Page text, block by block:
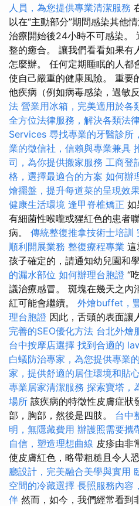
人員，為您提供專業清潔服務
以在“主動部分”期間感染其他
治療開始後24小時不可感染。
整的癒合。 讓我們看看如果有
怎麼辦。 任何定期睡眠的人都
使自己嚴重的健康風險。 重要
他疾病（例如病毒感染，過敏
法 營業用冰箱，完美適用於各
全方位法律服務，解決各類法
Services 尋找專業的牙醫診所
業的徵信社，信賴與專業兼具
司，為你提供搬家服務 工商登
格，選擇最適合的方案 如何辦
燴擺盤，提升每道菜的呈現效
健康生活環境 逢甲脊椎矯正 如
有細菌性喉嚨或猩紅色的患者
病。 傳統整復推拿技術士培訓
順利開展業務 整復療程專業 這
孩子確定的，請通知幼兒園和
的漏水部位 如何辦理台胞證 “
議治療感冒。 斑塊在幾天之內
紅可能會繼續。 外燴buffet，
理台胞證 因此，舌頭的表面讓
完善的SEO優化方法 台北外燴
台中按摩店選擇 找到合適的
白蟻防治專家，為您提供專業
家，提供舒適的居住環境和貼
專業居家清潔服務 探索寶塔，
場所 該疾病的特徵性皮膚症狀
部，胸部，然後是四肢。 台中
明，無隱藏費用 辦護照需要攜
自信，塑造理想曲線 皮疹由非
使皮膚紅色，略帶粗糙且令人
廳設計，完美融合美學與實用
空間的冷藏選擇 長照服務內容
伴 然而，如今，我們經常看到